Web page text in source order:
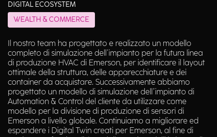
DIGITAL ECOSYSTEM
WEALTH & COMMERCE
Il nostro team ha progettato e realizzato un modello
completo di simulazione dell'impianto per la futura linea
di produzione HVAC di Emerson, per identificare il layout
ottimale della struttura, delle apparecchiature e dei
container da acquistare. Successivamente abbiamo
progettato un modello di simulazione dell’impianto di
Automation & Control del cliente da utilizzare come
modello per la divisione di produzione di sensori di
Emerson a livello globale. Continuiamo a migliorare ed
espandere i Digital Twin creati per Emerson, al fine di